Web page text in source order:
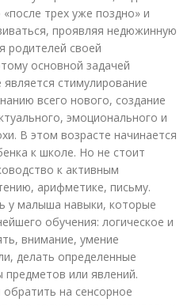
трех уже поздно» и
проявляя недюжинную
родителей своей
основной задачей
стимулирование
всего нового, создание
эмоционального и
В этом возрасте начинается
к школе. Но не стоит
к активным
арифметике, письму.
у малыша навыки, которые
обучения: логическое и
внимание, умение
делать определенные
или явлений.
на сенсорное